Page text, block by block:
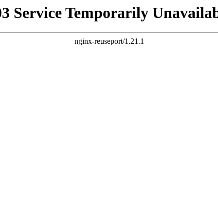
Service Temporarily
nginx-reuseport/1.21.1